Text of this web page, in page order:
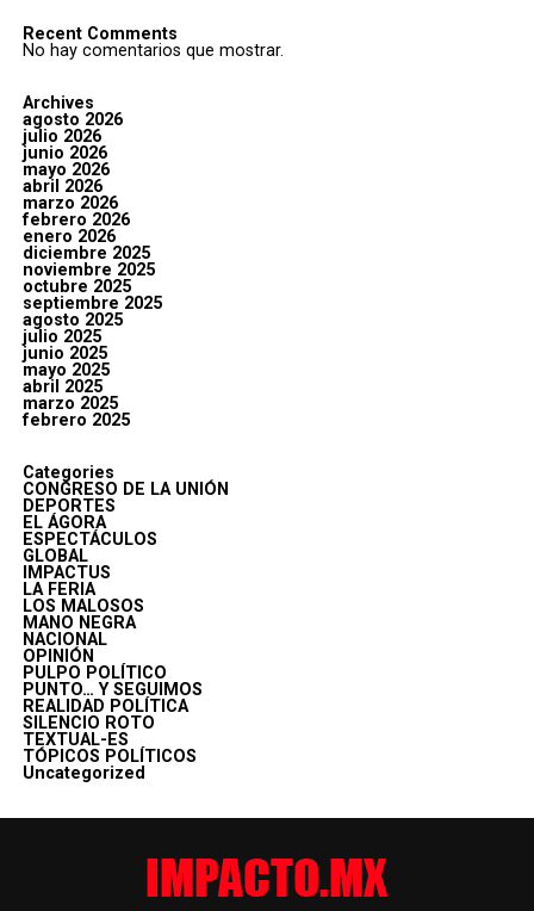
Recent Comments
No hay comentarios que mostrar.
Archives
agosto 2026
julio 2026
junio 2026
mayo 2026
abril 2026
marzo 2026
febrero 2026
enero 2026
diciembre 2025
noviembre 2025
octubre 2025
septiembre 2025
agosto 2025
julio 2025
junio 2025
mayo 2025
abril 2025
marzo 2025
febrero 2025
Categories
CONGRESO DE LA UNIÓN
DEPORTES
EL ÁGORA
ESPECTÁCULOS
GLOBAL
IMPACTUS
LA FERIA
LOS MALOSOS
MANO NEGRA
NACIONAL
OPINIÓN
PULPO POLÍTICO
PUNTO… Y SEGUIMOS
REALIDAD POLÍTICA
SILENCIO ROTO
TEXTUAL-ES
TÓPICOS POLÍTICOS
Uncategorized